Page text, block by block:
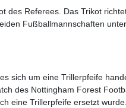
des Referees. Das Trikot
Fußballmannschaften
sich um eine Trillerpfeife
des Nottingham Forest
eine Trillerpfeife ersetzt